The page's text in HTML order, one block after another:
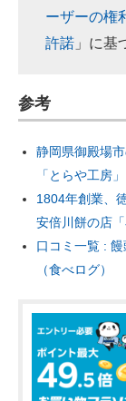
ーザーの権
許諾 」に基
参考
静岡県御殿場
「とらや工房
1804年創業、
安倍川餅の店
口コミ一覧 :
（食べログ）